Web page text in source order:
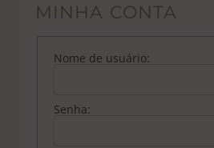
MINHA CONTA
Nome de usuário:
Senha: